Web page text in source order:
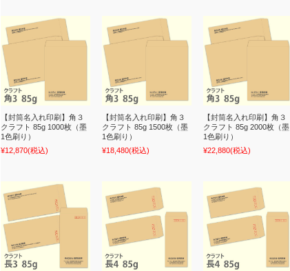
【封筒名入れ印刷】角３
クラフト 85g 1000枚（墨
1色刷り）
¥12,870(税込)
【封筒名入れ印刷】角３
クラフト 85g 1500枚（墨
1色刷り）
¥18,480(税込)
【封筒名入れ印刷】角３
クラフト 85g 2000枚（墨
1色刷り）
¥22,880(税込)